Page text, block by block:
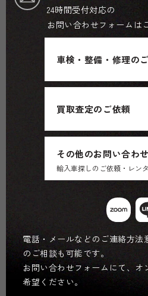
24時間受付対応の
お問い合わせフォームは
車検・整備・修理の
買取査定のご依頼
その他のお問い合わせ
輸入車探しのご依頼・レン
電話・メールなどのご連絡方法
のご相談も可能です。
お問い合わせフォームにて、
希望ください。